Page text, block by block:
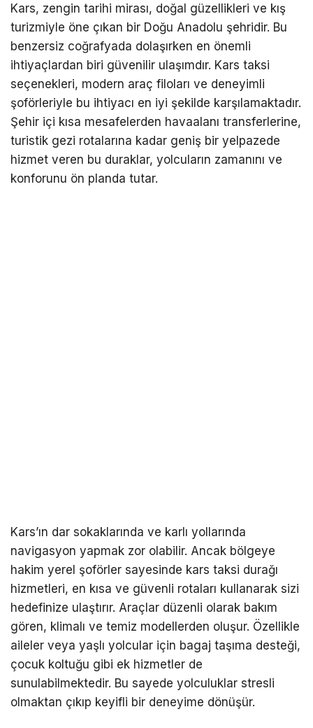
Kars, zengin tarihi mirası, doğal güzellikleri ve kış
turizmiyle öne çıkan bir Doğu Anadolu şehridir. Bu
benzersiz coğrafyada dolaşırken en önemli
ihtiyaçlardan biri güvenilir ulaşımdır. Kars taksi
seçenekleri, modern araç filoları ve deneyimli
şoförleriyle bu ihtiyacı en iyi şekilde karşılamaktadır.
Şehir içi kısa mesafelerden havaalanı transferlerine,
turistik gezi rotalarına kadar geniş bir yelpazede
hizmet veren bu duraklar, yolcuların zamanını ve
konforunu ön planda tutar.
Kars’ın dar sokaklarında ve karlı yollarında
navigasyon yapmak zor olabilir. Ancak bölgeye
hakim yerel şoförler sayesinde kars taksi durağı
hizmetleri, en kısa ve güvenli rotaları kullanarak sizi
hedefinize ulaştırır. Araçlar düzenli olarak bakım
gören, klimalı ve temiz modellerden oluşur. Özellikle
aileler veya yaşlı yolcular için bagaj taşıma desteği,
çocuk koltuğu gibi ek hizmetler de
sunulabilmektedir. Bu sayede yolculuklar stresli
olmaktan çıkıp keyifli bir deneyime dönüşür.